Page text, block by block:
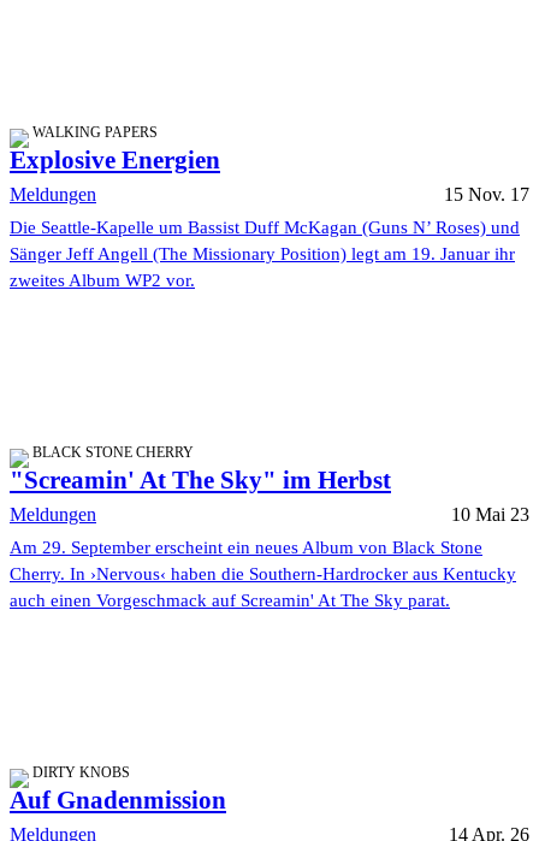
WALKING PAPERS
Explosive Energien
Meldungen 15 Nov. 17
Die Seattle-Kapelle um Bassist Duff McKagan (Guns N’ Roses) und
Sänger Jeff Angell (The Missionary Position) legt am 19. Januar ihr
zweites Album WP2 vor.
BLACK STONE CHERRY
"Screamin' At The Sky" im Herbst
Meldungen 10 Mai 23
Am 29. September erscheint ein neues Album von Black Stone
Cherry. In ›Nervous‹ haben die Southern-Hardrocker aus Kentucky
auch einen Vorgeschmack auf Screamin' At The Sky parat.
DIRTY KNOBS
Auf Gnadenmission
Meldungen 14 Apr. 26